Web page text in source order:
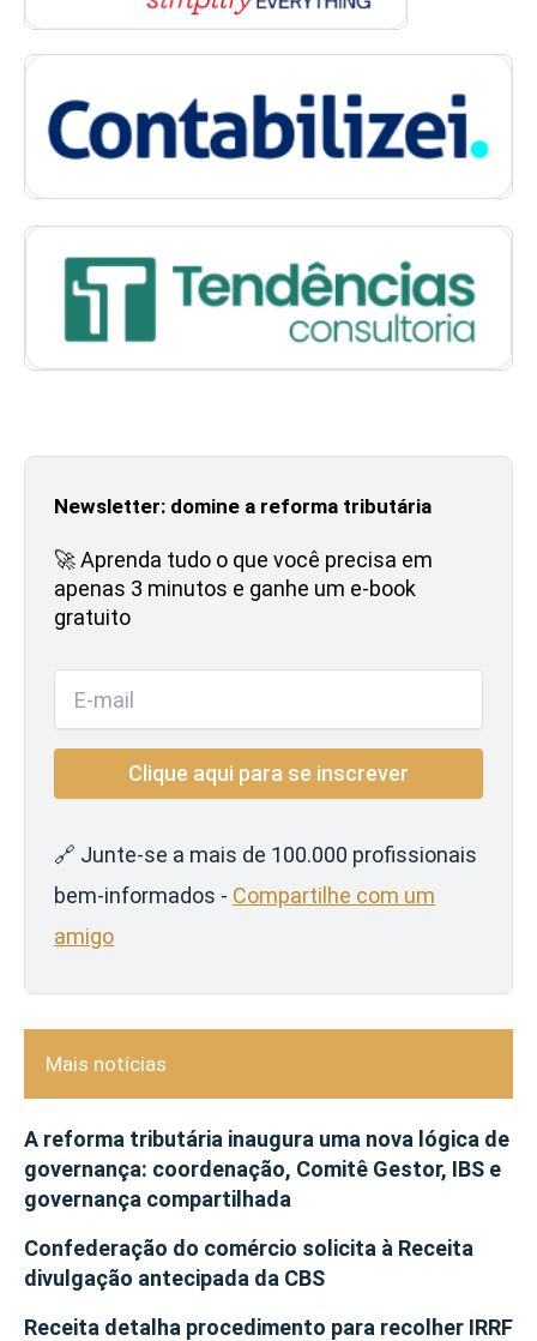
Newsletter: domine a reforma tributária
🚀 Aprenda tudo o que você precisa em
apenas 3 minutos e ganhe um e-book
gratuito
🔗 Junte-se a mais de 100.000 profissionais
bem-informados - Compartilhe com um
amigo
Mais notícias
A reforma tributária inaugura uma nova lógica de
governança: coordenação, Comitê Gestor, IBS e
governança compartilhada
Confederação do comércio solicita à Receita
divulgação antecipada da CBS
Receita detalha procedimento para recolher IRRF